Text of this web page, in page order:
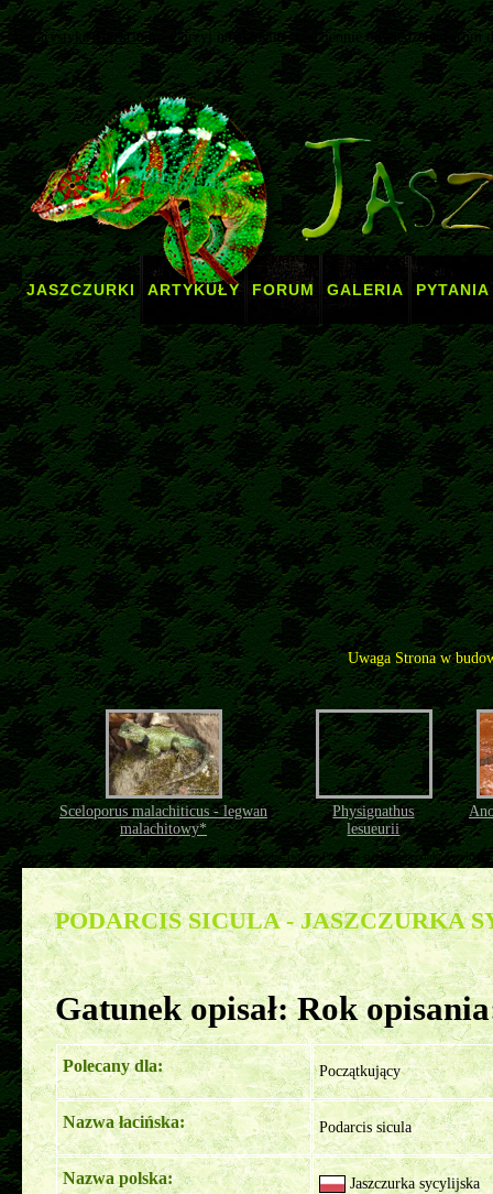
Terrarystyka Terrarium - zajrzyj na aktualne, codziennie odwiedzane forum
JASZCZURKI ARTYKUŁY FORUM GALERIA PYTANIA
Uwaga Strona w
Sceloporus malachiticus - legwan
malachitowy*
Physignathus
lesueurii
Jaszczurki>>Lacertidae - jaszczurkowate, jaszczurki właściwe>>Podarcis sicula - jaszczurka sycylijska
PODARCIS SICULA - JASZCZURKA
Gatunek opisał: Rok
Polecany dla: Początkujący
Nazwa łacińska: Podarcis sicula
Nazwa polska: Jaszczurka sycylijska